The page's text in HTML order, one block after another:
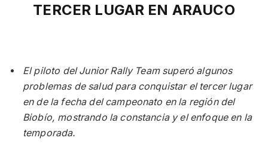
TERCER LUGAR EN ARAUCO
El piloto del Junior Rally Team superó algunos
problemas de salud para conquistar el tercer lugar
en de la fecha del campeonato en la región del
Biobío, mostrando la constancia y el enfoque en la
temporada.